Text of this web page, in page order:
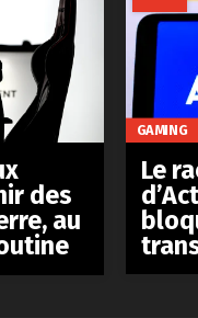
des
au
GAMING
Le